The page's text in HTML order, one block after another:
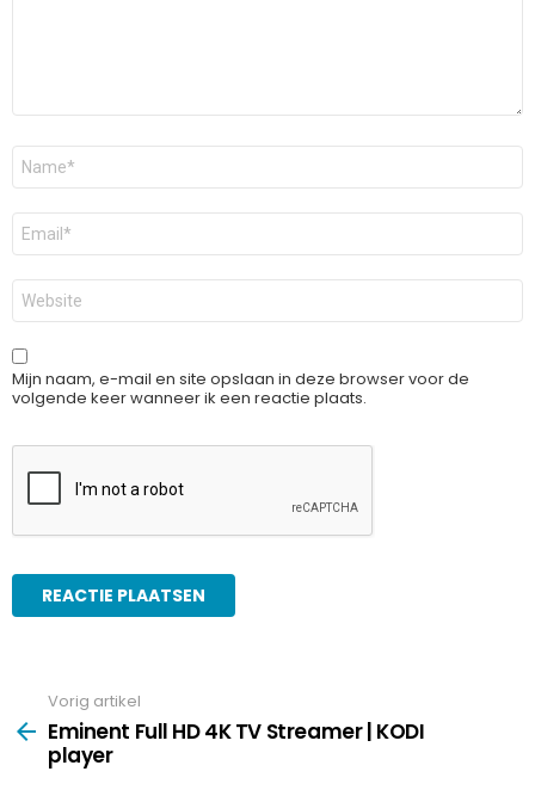
Naam
E-
mail
*
Site
Mijn naam, e-mail en site opslaan in deze browser voor de
volgende keer wanneer ik een reactie plaats.
more
Vorig artikel
Eminent Full HD 4K TV Streamer | KODI
player